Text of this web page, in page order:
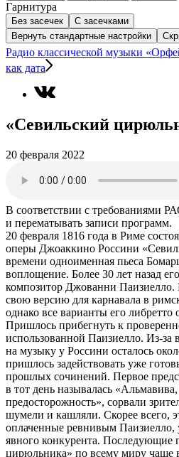
Гарнитура
Без засечек
С засечками
Вернуть стандартные настройки
Радио классической музыки
как дата
«Севильский
20 февраля 2022
В соответствии с требованиями
и перематывать записи программ.
20 февраля 1816 года в Риме
оперы Джоаккино Россини
времени одноименная пьеса
воплощение. Более 30 лет назад
композитор Джованни Паизиелло.
свою версию для карнавала в
однако все варианты его либретто
Пришлось прибегнуть к
использованной Паизиелло. Из-за
на музыку у Россини осталось
пришлось задействовать уже
прошлых сочинений. Первое
в тот день называлась
предосторожность», сорвали
шумели и кашляли. Скорее всего,
оплаченные ревнивым
явного конкурента. Последующие
цирюльника» по всему миру чаще